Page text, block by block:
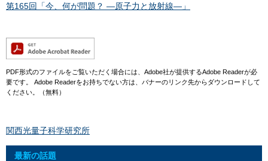
第165回「今、何が問題？ ―原子力と放射線―」
PDF形式のファイルをご覧いただく場合には、Adobe社が提供するAdobe Readerが必
要です。
Adobe Readerをお持ちでない方は、バナーのリンク先からダウンロードして
ください。（無料）
関西光量子科学研究所
最新の話題